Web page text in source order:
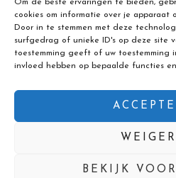
Om de beste ervaringen te bieden,
cookies om informatie over je
Door in te stemmen met deze
surfgedrag of unieke ID's op deze site
toestemming geeft of uw toestemming
invloed hebben op bepaalde functies
BEKIJK
Adres: Liniepad 44, Velserbroek
Telefoonnummer: +31 6 21832071
Email: info@klaasbeelden.nl